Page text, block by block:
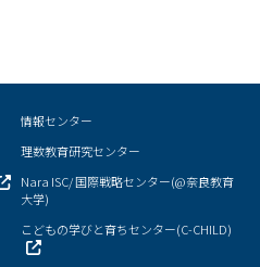
情報センター
理数教育研究センター
Nara ISC/ 国際戦略センター(@奈良教育
大学)
こどもの学びと育ちセンター(C-CHILD)